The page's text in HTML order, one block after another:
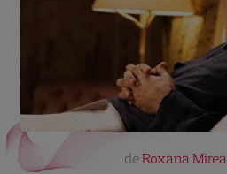
deRoxana Mirea